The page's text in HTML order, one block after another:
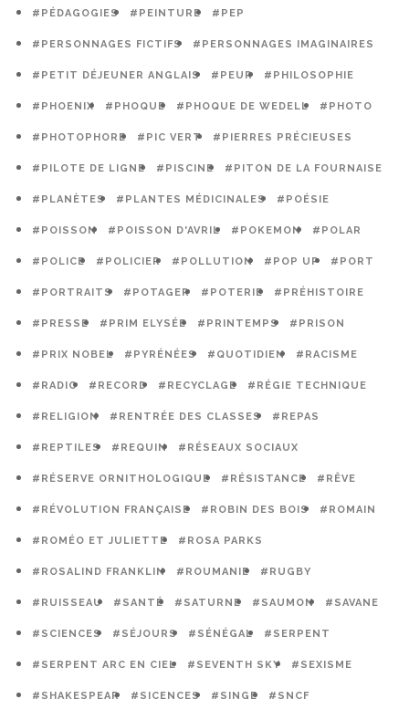
#PÉDAGOGIES #PEINTURE #PEP
#PERSONNAGES FICTIFS #PERSONNAGES IMAGINAIRES
#PETIT DÉJEUNER ANGLAIS #PEUR #PHILOSOPHIE
#PHOENIX #PHOQUE #PHOQUE DE WEDELL #PHOTO
#PHOTOPHORE #PIC VERT #PIERRES PRÉCIEUSES
#PILOTE DE LIGNE #PISCINE #PITON DE LA FOURNAISE
#PLANÈTES #PLANTES MÉDICINALES #POÉSIE
#POISSON #POISSON D'AVRIL #POKEMON #POLAR
#POLICE #POLICIER #POLLUTION #POP UP #PORT
#PORTRAITS #POTAGER #POTERIE #PRÉHISTOIRE
#PRESSE #PRIM ELYSÉE #PRINTEMPS #PRISON
#PRIX NOBEL #PYRÉNÉES #QUOTIDIEN #RACISME
#RADIO #RECORD #RECYCLAGE #RÉGIE TECHNIQUE
#RELIGION #RENTRÉE DES CLASSES #REPAS
#REPTILES #REQUIN #RÉSEAUX SOCIAUX
#RÉSERVE ORNITHOLOGIQUE #RÉSISTANCE #RÊVE
#RÉVOLUTION FRANÇAISE #ROBIN DES BOIS #ROMAIN
#ROMÉO ET JULIETTE #ROSA PARKS
#ROSALIND FRANKLIN #ROUMANIE #RUGBY
#RUISSEAU #SANTÉ #SATURNE #SAUMON #SAVANE
#SCIENCES #SÉJOURS #SÉNÉGAL #SERPENT
#SERPENT ARC EN CIEL #SEVENTH SKY #SEXISME
#SHAKESPEAR #SICENCES #SINGE #SNCF